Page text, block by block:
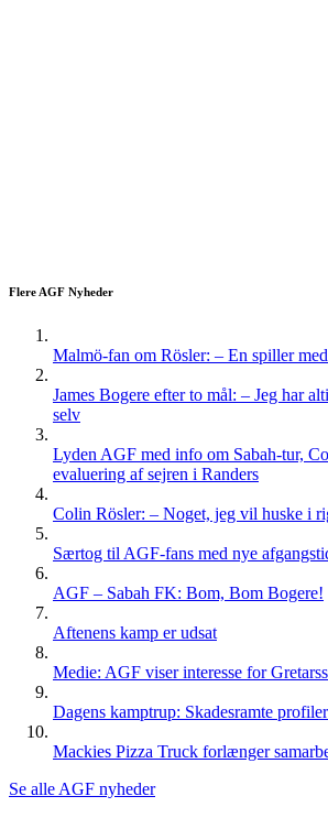
Flere AGF Nyheder
Malmö-fan om Rösler: – En spiller
James Bogere efter to mål: – Jeg har
selv
Lyden AGF med info om Sabah-tur,
evaluering af sejren i Randers
Colin Rösler: – Noget, jeg vil huske i
Særtog til AGF-fans med nye
AGF – Sabah FK: Bom, Bom Bogere!
Aftenens kamp er udsat
Medie: AGF viser interesse for
Dagens kamptrup: Skadesramte
Mackies Pizza Truck forlænger
Se alle AGF nyheder